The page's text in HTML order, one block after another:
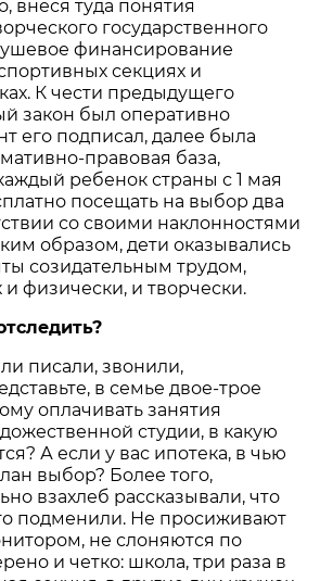
внеся туда понятия
государственного
финансирование
секциях и
К чести предыдущего
закон был оперативно
его подписал, далее была
правовая база,
ребенок страны с 1 мая
посещать на выбор два
со своими наклонностями
образом, дети оказывались
созидательным трудом,
физически, и творчески.
писали, звонили,
в семье двое-трое
оплачивать занятия
студии, в какую
А если у вас ипотека, в чью
выбор? Более того,
взахлеб рассказывали, что
подменили. Не просиживают
не слоняются по
и четко: школа, три раза в